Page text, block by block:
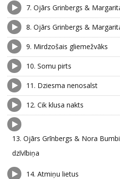
7. Ojārs Grinbergs &
8. Ojārs Grinbergs &
9. Mirdzošais gliemežvāks
10. Somu pirts
11. Dziesma nenosalst
12. Cik klusa nakts
13. Ojārs Grīnbergs & Nora
dzīvībiņa
14. Atmiņu lietus